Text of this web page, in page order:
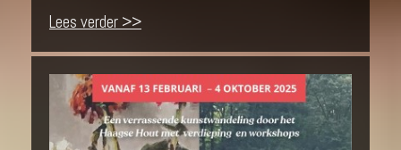
Lees verder >>